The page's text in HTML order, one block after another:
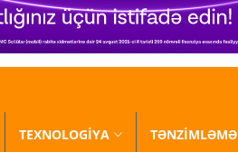
TEXNOLOGİYA TƏNZİMLƏMƏ